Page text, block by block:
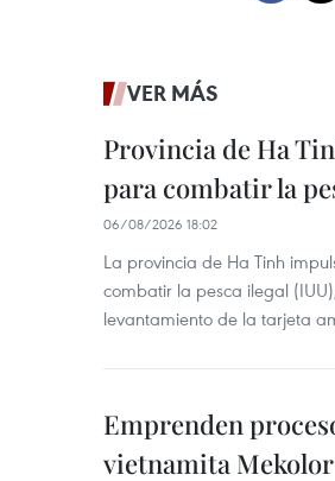
VER MÁS
Provincia de Ha
para combatir la
06/08/2026 18:02
La provincia de Ha Tinh
combatir la pesca ilegal
levantamiento de la tarjeta
Emprenden
vietnamita Mekolor